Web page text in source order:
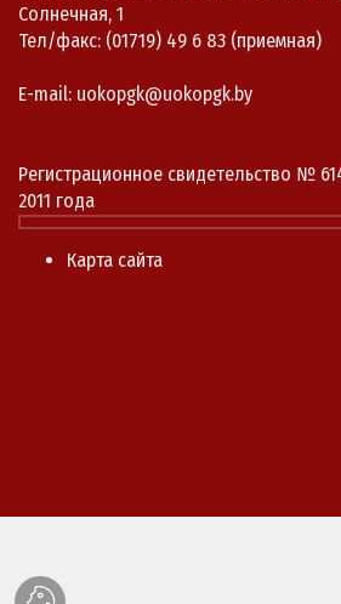
Солнечная, 1
Тел/факс: (01719) 49 6 83 (приемная)
E-mail: uokopgk@uokopgk.by
Регистрационное свидетельство №
2011 года
Карта сайта